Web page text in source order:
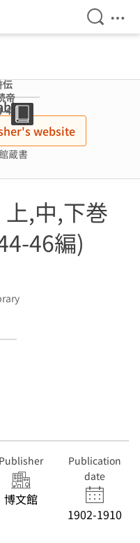
Open
伝
帝
46
website
蔵書
,中,下巻
46編)
Publisher
博文館
Publication
date
1902-1910